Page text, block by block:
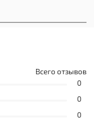
Всего отзывов
0
0
0